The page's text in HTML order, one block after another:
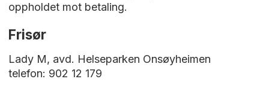
oppholdet mot betaling.
Frisør
Lady M, avd. Helseparken Onsøyheimen
telefon: 902 12 179